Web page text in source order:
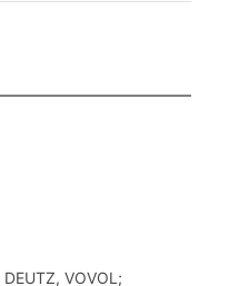
VOVOL;